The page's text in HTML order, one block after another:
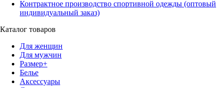
Контрактное производство спортивной одежды (оптовый
индивидуальный заказ)
Каталог товаров
Для женщин
Для мужчин
Размер+
Белье
Аксессуары